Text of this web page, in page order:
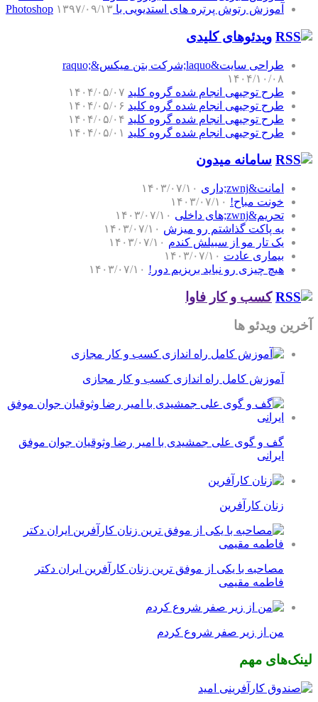
آموزش رتوش پرتره های استدیویی با Photoshop ۱۳۹۷/۰۹/۱۳
ویدئوهای کلیدی
طراحی سایت&laquo;شرکت بتن میکس&raquo;
۱۴۰۴/۱۰/۰۸
طرح توجیهی انجام شده گروه کلید ۱۴۰۴/۰۵/۰۷
طرح توجیهی انجام شده گروه کلید ۱۴۰۴/۰۵/۰۶
طرح توجیهی انجام شده گروه کلید ۱۴۰۴/۰۵/۰۴
طرح توجیهی انجام شده گروه کلید ۱۴۰۴/۰۵/۰۱
سامانه میدون
امانت&zwnj;داری
۱۴۰۳/۰۷/۱۰
خونت مباح! ۱۴۰۳/۰۷/۱۰
تحریم&zwnj;های داخلی
۱۴۰۳/۰۷/۱۰
یه پاکت گذاشتم رو میزش ۱۴۰۳/۰۷/۱۰
یک تار مو از سبیلش کندم ۱۴۰۳/۰۷/۱۰
بیماری عادت ۱۴۰۳/۰۷/۱۰
هیچ چیزی رو نباید بریزیم دور! ۱۴۰۳/۰۷/۱۰
کسب و کار فاوا
آخرین ویدئو ها
آموزش کامل راه اندازی کسب و کار مجازی
گف و گوی علی جمشیدی با امیر رضا وثوقیان جوان موفق
ایرانی
زنان کارآفرین
مصاحبه با یکی از موفق ترین زنان کارآفرین ایران دکتر
فاطمه مقیمی
من از زیر صفر شروع کردم
لینک‌های مهم